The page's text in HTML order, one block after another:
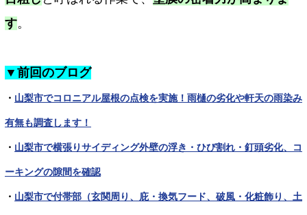
す。
▼前回のブログ
・ 山梨市でコロニアル屋根の点検を実施！雨樋の劣化や軒天の雨染み
有無も調査します！
・ 山梨市で横張りサイディング外壁の浮き・ひび割れ・釘頭劣化、コ
ーキングの隙間を確認
・ 山梨市で付帯部（玄関周り、庇・換気フード、破風・化粧飾り、土